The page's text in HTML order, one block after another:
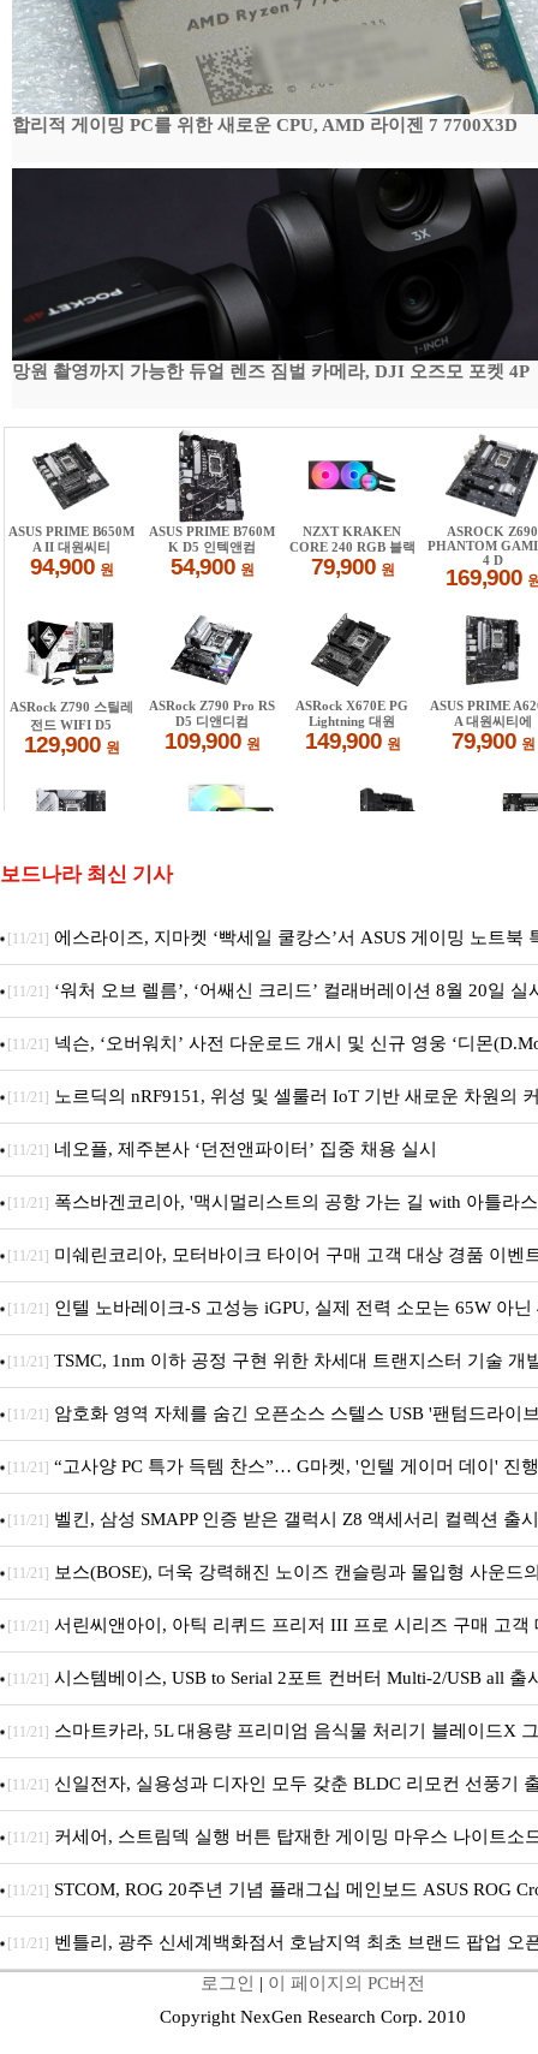
합리적 게이밍 PC를 위한 새로운 CPU, AMD 라이젠 7 7700X3D
망원 촬영까지 가능한 듀얼 렌즈 짐벌 카메라, DJI 오즈모 포켓 4P
보드나라 최신 기사
[11/21] 에스라이즈, 지마켓 ‘빡세일 쿨캉스’서 ASUS 게이밍 노트북
모션 진행
[11/21] ‘워처 오브 렐름’, ‘어쌔신 크리드’ 컬래버레이션 8월 20일 실
[11/21] 넥슨, ‘오버워치’ 사전 다운로드 개시 및 신규 영웅 ‘디몬
[11/21] 노르딕의 nRF9151, 위성 및 셀룰러 IoT 기반 새로운 차원의
기 개발 지원
[11/21] 네오플, 제주본사 ‘던전앤파이터’ 집중 채용 실시
[11/21] 폭스바겐코리아, '맥시멀리스트의 공항 가는 길 with 아틀라
실시
[11/21] 미쉐린코리아, 모터바이크 타이어 구매 고객 대상 경품 이벤
[11/21] 인텔 노바레이크-S 고성능 iGPU, 실제 전력 소모는 65W 아닌
[11/21] TSMC, 1nm 이하 공정 구현 위한 차세대 트랜지스터 기술 개
[11/21] 암호화 영역 자체를 숨긴 오픈소스 스텔스 USB '팬텀드라이
[11/21] “고사양 PC 특가 득템 찬스”… G마켓, '인텔 게이머 데이' 진행
[11/21] 벨킨, 삼성 SMAPP 인증 받은 갤럭시 Z8 액세서리 컬렉션 출시
[11/21] 보스(BOSE), 더욱 강력해진 노이즈 캔슬링과 몰입형 사운드
폰 2세대’ 출시
[11/21] 서린씨앤아이, 아틱 리퀴드 프리저 III 프로 시리즈 구매 고객
프로 PST 증정 프로모션 진행
[11/21] 시스템베이스, USB to Serial 2포트 컨버터 Multi-2/USB all 출
[11/21] 스마트카라, 5L 대용량 프리미엄 음식물 처리기 블레이드X
S 출시
[11/21] 신일전자, 실용성과 디자인 모두 갖춘 BLDC 리모컨 선풍기
[11/21] 커세어, 스트림덱 실행 버튼 탑재한 게이밍 마우스 나이트소
어리스 SD 출시
[11/21] STCOM, ROG 20주년 기념 플래그십 메인보드 ASUS ROG
X870E EDITION 20 국내 출시 예정
[11/21] 벤틀리, 광주 신세계백화점서 호남지역 최초 브랜드 팝업 오
로그인 | 이 페이지의 PC버전
Copyright NexGen Research Corp. 2010